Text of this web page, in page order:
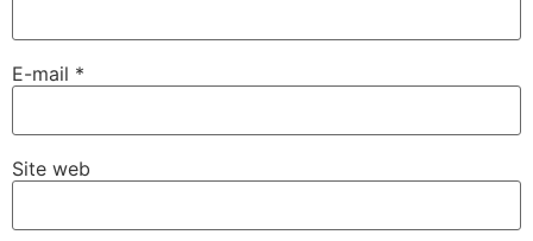
E-mail *
Site web